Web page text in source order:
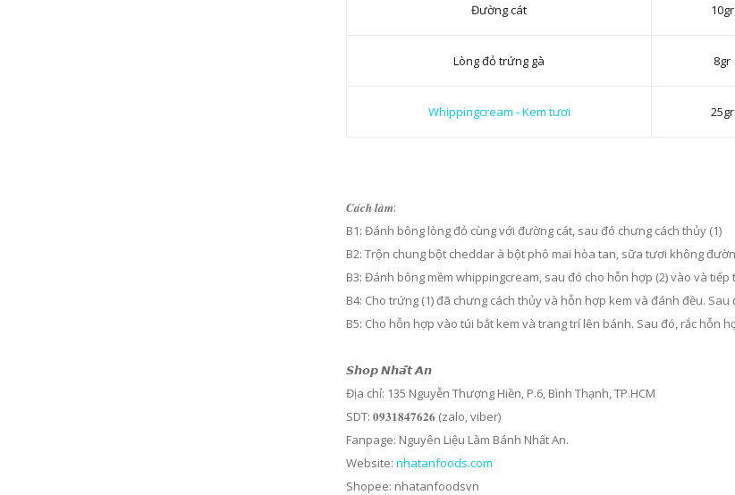
Đường cát 10gr
Lòng đỏ trứng gà 8gr
Whippingcream - Kem tươi 25gr
𝑪𝒂́𝒄𝒉 𝒍𝒂̀𝒎:
B1: Đánh bông lòng đỏ cùng với đường cát, sau đó chưng cách thủy (1)
B2: Trộn chung bột cheddar à bột phô mai hòa tan, sữa tươi không
B3: Đánh bông mềm whippingcream, sau đó cho hỗn hợp (2) vào và
B4: Cho trứng (1) đã chưng cách thủy và hỗn hợp kem và đánh đều.
B5: Cho hỗn hợp vào túi bắt kem và trang trí lên bánh. Sau đó, rắc hỗn
𝙎𝙝𝙤𝙥 𝙉𝙝𝙖̂́𝙩 𝘼𝙣
Địa chỉ: 135 Nguyễn Thượng Hiền, P.6, Bình Thạnh, TP.HCM
SDT: 𝟎𝟗𝟑𝟏𝟖𝟒𝟕𝟔𝟐𝟔 (zalo, viber)
Fanpage: Nguyên Liệu Làm Bánh Nhất An.
Website: nhatanfoods.com
Shopee: nhatanfoodsvn